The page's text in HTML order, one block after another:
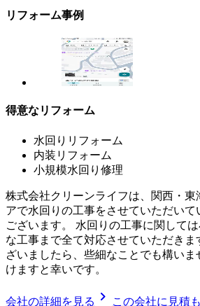
リフォーム事例
得意なリフォーム
水回りリフォーム
内装リフォーム
小規模水回り修理
株式会社クリーンライフは、関西・東
アで水回りの工事をさせていただい
ございます。 水回りの工事に関して
な工事まで全て対応させていただき
ざいましたら、些細なことでも構い
けますと幸いです。
会社の詳細を見る chevron_right この会社に見積